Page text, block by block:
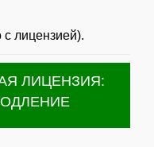
лицензией).
ЛИЦЕНЗИЯ: